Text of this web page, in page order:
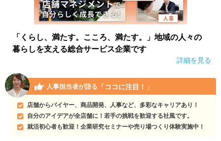
「くらし、満たす。こころ、満たす。」地域の人々の
暮らしを支える総合サービス企業です
詳細を見る
人事担当者が語る 「ココに注目！」
店舗からバイヤー、商品開発、人事など、多彩なキャリアあり！
自分のアイデアが全店舗に！若手の挑戦を歓迎する社風です。
就活初心者も歓迎！企業研究セミナーや売り場つくり体験実施中！